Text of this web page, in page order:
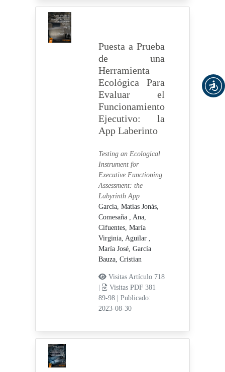
Puesta a Prueba
de una
Herramienta
Ecológica Para
Evaluar el
Funcionamiento
Ejecutivo: la
App Laberinto
Testing an Ecological
Instrument for
Executive Functioning
Assessment: the
Labyrinth App
García, Matías Jonás,
Comesaña , Ana,
Cifuentes, María
Virginia, Aguilar ,
María José, García
Bauza, Cristian
Visitas Artículo 718
Visitas PDF 381
89-98
Publicado:
2023-08-30